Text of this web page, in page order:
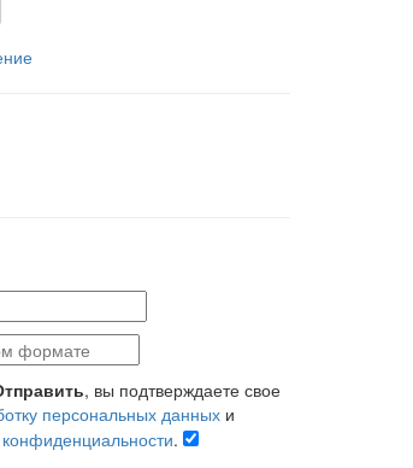
, вы подтверждаете свое
персональных данных и
.